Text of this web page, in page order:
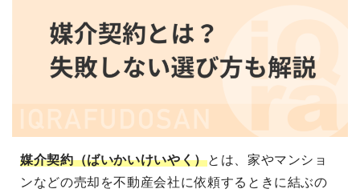
媒介契約（ばいかいけいやく）とは、家やマンショ
ンなどの売却を不動産会社に依頼するときに結ぶの